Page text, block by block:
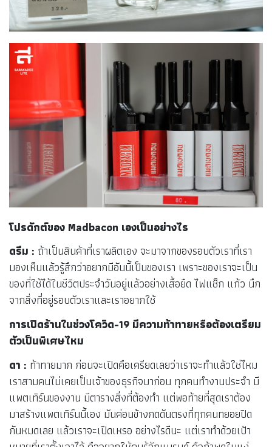
โปรดักต์ของ Madbacon เองเป็นอย่างไร
ดรีม : ถ้าเป็นสินค้าที่เราผลิตเอง จะมาจากของรอบตัวเราที่เรา
มองเห็นแล้วรู้สึกว่าอยากมีอันนี้เป็นของเรา เพราะของเราจะเป็น
ของที่ใช้ได้ในชีวิตประจำวันอยู่แล้วอย่างเสื้อยืด ไฟแช็ก แก้ว นึก
จากสิ่งที่อยู่รอบตัวเราและเราอยากใช้
การเปิดร้านในช่วงโควิด-19 มีความท้าทายหรือต้องเตรียม
ตัวเป็นพิเศษไหม
ดา : ท้าทายมาก ก่อนจะเปิดคือเครียดเลยว่าเราจะทำแล้วใช่ไหม
เราสามคนไม่เคยเป็นเจ้าของธุรกิจมาก่อน ทุกคนทำงานประจำ มี
แพตเทิร์นของงาน มีตารางสิ่งที่ต้องทำ แต่พอท้ายที่สุดเราต้อง
มาสร้างแพตเทิร์นนี้เอง มันค่อนข้างกดดันตรงที่ทุกคนทยอยปิด
กันหมดเลย แล้วเราจะเปิดเหรอ อย่างไรดีนะ แต่เราทำด้วยเป้า